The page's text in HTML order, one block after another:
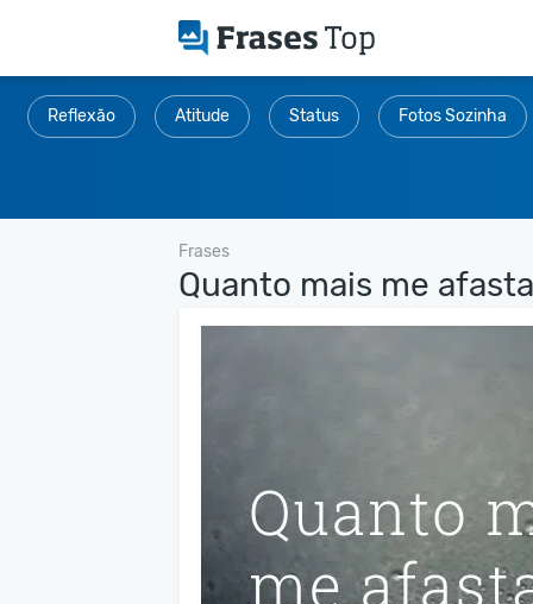
Reflexão Atitude Status Fotos Sozinha
Frases
Quanto mais me